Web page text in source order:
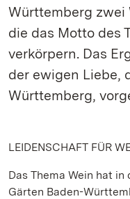
Württemberg zwei
die das Motto des
verkörpern. Das
der ewigen Liebe,
Württemberg,
LEIDENSCHAFT FÜR
Das Thema Wein hat
Gärten Baden-